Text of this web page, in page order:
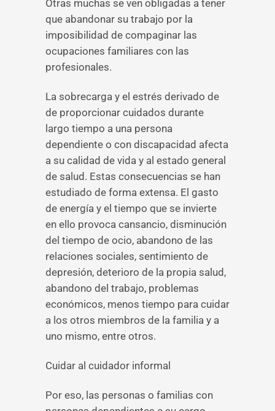
Otras muchas se ven obligadas a tener
que abandonar su trabajo por la
imposibilidad de compaginar las
ocupaciones familiares con las
profesionales.
La sobrecarga y el estrés derivado de
de proporcionar cuidados durante
largo tiempo a una persona
dependiente o con discapacidad afecta
a su calidad de vida y al estado general
de salud. Estas consecuencias se han
estudiado de forma extensa. El gasto
de energía y el tiempo que se invierte
en ello provoca cansancio, disminución
del tiempo de ocio, abandono de las
relaciones sociales, sentimiento de
depresión, deterioro de la propia salud,
abandono del trabajo, problemas
económicos, menos tiempo para cuidar
a los otros miembros de la familia y a
uno mismo, entre otros.
Cuidar al cuidador informal
Por eso, las personas o familias con